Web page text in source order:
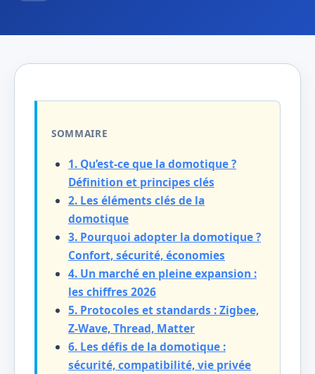
SOMMAIRE
1. Qu’est-ce que la domotique ?
Définition et principes clés
2. Les éléments clés de la
domotique
3. Pourquoi adopter la domotique ?
Confort, sécurité, économies
4. Un marché en pleine expansion :
les chiffres 2026
5. Protocoles et standards : Zigbee,
Z-Wave, Thread, Matter
6. Les défis de la domotique :
sécurité, compatibilité, vie privée